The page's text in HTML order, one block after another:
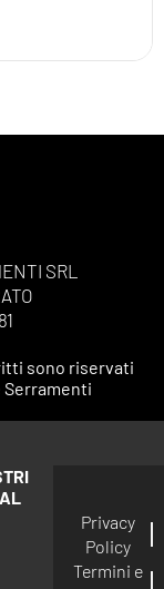
SRL
sono riservati
Privacy
Policy
Termini e